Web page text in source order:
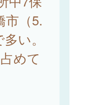
市（5.
い。
めて